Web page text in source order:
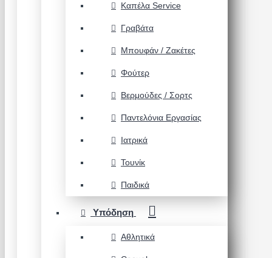
Καπέλα Service
Γραβάτα
Μπουφάν / Ζακέτες
Φούτερ
Βερμούδες / Σορτς
Παντελόνια Εργασίας
Ιατρικά
Τουνίκ
Παιδικά
Υπόδηση
Αθλητικά